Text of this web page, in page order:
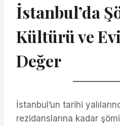
İstanbul’da
Kültürü ve
Değer
İstanbul’un tarihi
rezidanslarına kadar